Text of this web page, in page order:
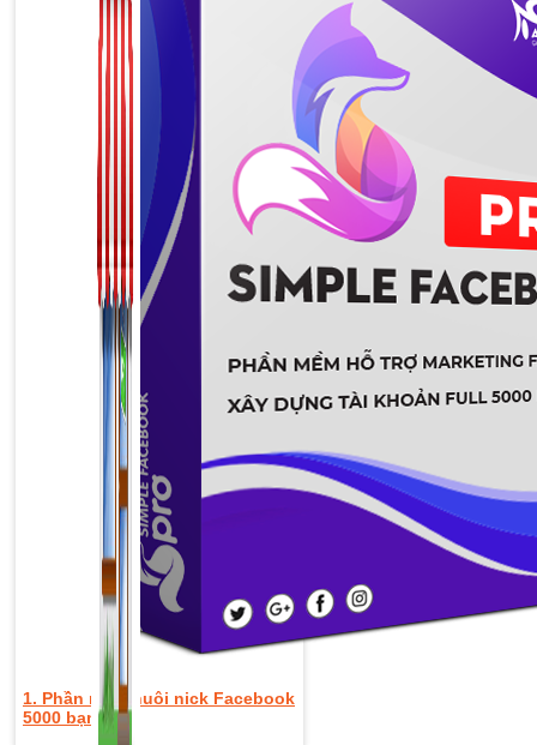
Zalo Marketing
104 bài viết
New
1. Phần mềm nuôi nick Facebook
5000 bạn bè